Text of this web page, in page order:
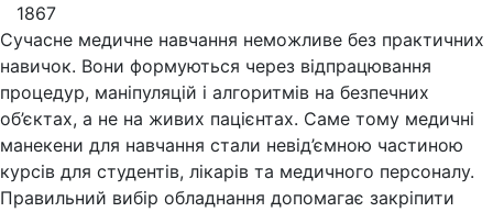
1867
Сучасне медичне навчання неможливе без практичних
навичок. Вони формуються через відпрацювання
процедур, маніпуляцій і алгоритмів на безпечних
об’єктах, а не на живих пацієнтах. Саме тому медичні
манекени для навчання стали невід’ємною частиною
курсів для студентів, лікарів та медичного персоналу.
Правильний вибір обладнання допомагає закріпити